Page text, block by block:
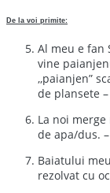
De la voi primite:
Al meu e fan
vine
,,paianjen”
de plansete –
La noi
de apa/dus.
Baiatului
rezolvat cu